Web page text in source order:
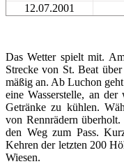
12.07.2001
Das Wetter spielt mit.
Strecke von St. Beat
mäßig an. Ab Luchon
eine Wasserstelle, an
Getränke zu kühlen.
von Rennrädern
den Weg zum Pass.
Kehren der letzten 200
Wiesen.